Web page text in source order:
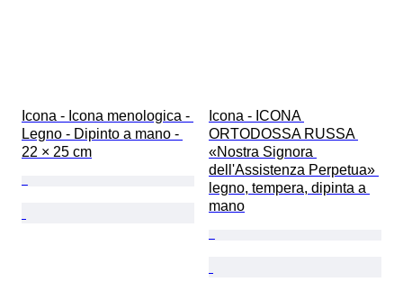
Icona - Icona menologica -
Legno - Dipinto a mano -
22 × 25 cm
Icona - ICONA
ORTODOSSA RUSSA
«Nostra Signora
dell'Assistenza Perpetua»
legno, tempera, dipinta a
mano